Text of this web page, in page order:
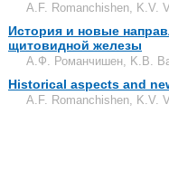
A.F. Romanchishen, K.V.
История и новые
щитовидной железы
A.Ф. Романчишен, K.В.
Historical aspects and
A.F. Romanchishen, K.V.